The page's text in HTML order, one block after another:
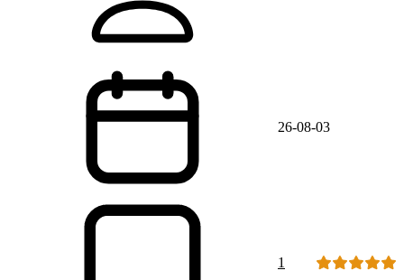
26-08-03
1